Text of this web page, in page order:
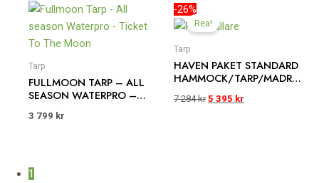
Tarp
FULLMOON TARP – ALL
SEASON WATERPRO –
3 799 kr
-26%
Rea!
Tarp
HAVEN PAKET STANDARD
HAMMOCK/TARP/MADRAS
7 284kr
ursprungliga
priset
284 kr.
5 395 kr
395 kr.
1